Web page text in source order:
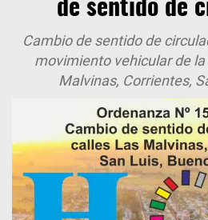
de sentido de
Cambio de sentido de
movimiento vehicular de
Malvinas, Corrientes,